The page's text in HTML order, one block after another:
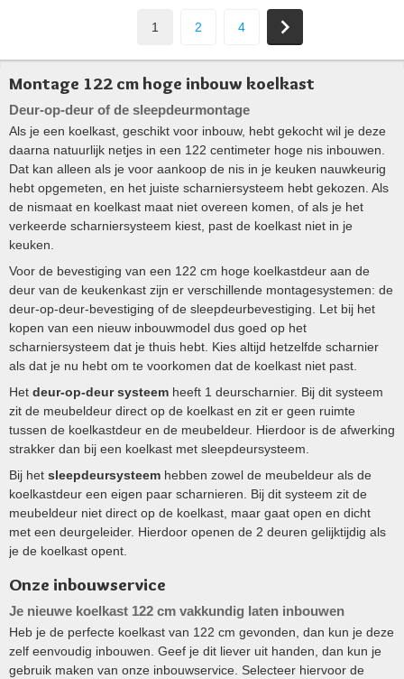
1 2 4
Montage 122 cm hoge inbouw koelkast
Deur-op-deur of de sleepdeurmontage
Als je een koelkast, geschikt voor inbouw, hebt gekocht wil je deze
daarna natuurlijk netjes in een 122 centimeter hoge nis inbouwen.
Dat kan alleen als je voor aankoop de nis in je keuken nauwkeurig
hebt opgemeten, en het juiste scharniersysteem hebt gekozen. Als
de nismaat en koelkast maat niet overeen komen, of als je het
verkeerde scharniersysteem kiest, past de koelkast niet in je
keuken.
Voor de bevestiging van een 122 cm hoge koelkastdeur aan de
deur van de keukenkast zijn er verschillende montagesystemen: de
deur-op-deur-bevestiging of de sleepdeurbevestiging. Let bij het
kopen van een nieuw inbouwmodel dus goed op het
scharniersysteem dat je thuis hebt. Kies altijd hetzelfde scharnier
als dat je nu hebt om te voorkomen dat de koelkast niet past.
Het deur-op-deur systeem heeft 1 deurscharnier. Bij dit systeem
zit de meubeldeur direct op de koelkast en zit er geen ruimte
tussen de koelkastdeur en de meubeldeur. Hierdoor is de afwerking
strakker dan bij een koelkast met sleepdeursysteem.
Bij het sleepdeursysteem hebben zowel de meubeldeur als de
koelkastdeur een eigen paar scharnieren. Bij dit systeem zit de
meubeldeur niet direct op de koelkast, maar gaat open en dicht
met een deurgeleider. Hierdoor openen de 2 deuren gelijktijdig als
je de koelkast opent.
Onze inbouwservice
Je nieuwe koelkast 122 cm vakkundig laten inbouwen
Heb je de perfecte koelkast van 122 cm gevonden, dan kun je deze
zelf eenvoudig inbouwen. Geef je dit liever uit handen, dan kun je
gebruik maken van onze inbouwservice. Selecteer hiervoor de